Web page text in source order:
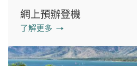
網上預辦登機
了解更多